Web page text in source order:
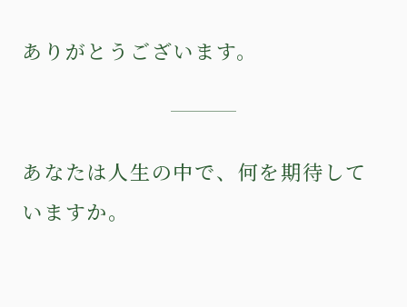
ありがとうございます。
あなたは人生の中で、何を期待して
いますか。